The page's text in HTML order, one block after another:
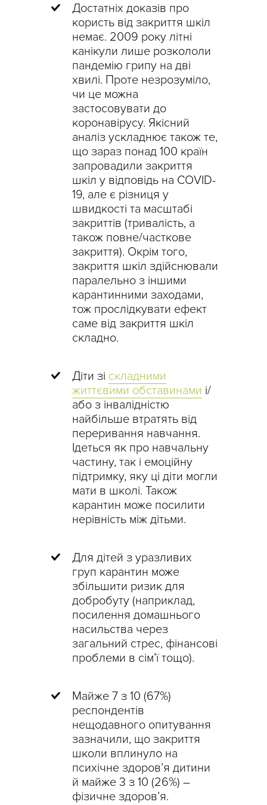
Достатніх доказів про
користь від закриття шкіл
немає. 2009 року літні
канікули лише розкололи
пандемію грипу на дві
хвилі. Проте незрозуміло,
чи це можна
застосовувати до
коронавірусу. Якісний
аналіз ускладнює також те,
що зараз понад 100 країн
запровадили закриття
шкіл у відповідь на COVID-
19, але є різниця у
швидкості та масштабі
закриттів (тривалість, а
також повне/часткове
закриття). Окрім того,
закриття шкіл здійснювали
паралельно з іншими
карантинними заходами,
тож прослідкувати ефект
саме від закриття шкіл
складно.
Діти зі складними
життєвими обставинами і/
або з інвалідністю
найбільше втратять від
переривання навчання.
Ідеться як про навчальну
частину, так і емоційну
підтримку, яку ці діти могли
мати в школі. Також
карантин може посилити
нерівність між дітьми.
Для дітей з уразливих
груп карантин може
збільшити ризик для
добробуту (наприклад,
посилення домашнього
насильства через
загальний стрес, фінансові
проблеми в сім’ї тощо).
Майже 7 з 10 (67%)
респондентів
нещодавного опитування
зазначили, що закриття
школи вплинуло на
психічне здоров’я дитини
й майже 3 з 10 (26%) –
фізичне здоров’я.